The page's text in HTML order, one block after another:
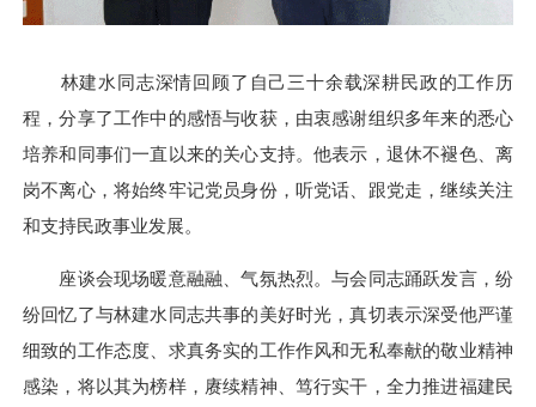
林建水同志深情回顾了自己三十余载深耕民政的工作历
程，分享了工作中的感悟与收获，由衷感谢组织多年来的悉心
培养和同事们一直以来的关心支持。他表示，退休不褪色、离
岗不离心，将始终牢记党员身份，听党话、跟党走，继续关注
和支持民政事业发展。
座谈会现场暖意融融、气氛热烈。与会同志踊跃发言，纷
纷回忆了与林建水同志共事的美好时光，真切表示深受他严谨
细致的工作态度、求真务实的工作作风和无私奉献的敬业精神
感染，将以其为榜样，赓续精神、笃行实干，全力推进福建民